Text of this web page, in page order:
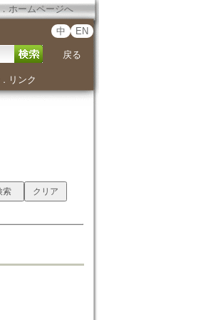
． ホームページへ
中 EN
戻る
． リンク